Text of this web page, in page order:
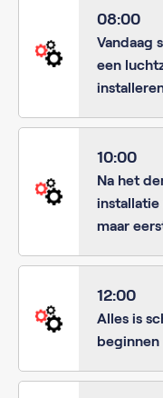
08:00
Vandaag
een
10:00
Na het
installatie
maar
12:00
Alles is
beginnen